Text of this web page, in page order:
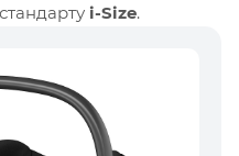
i-Size.